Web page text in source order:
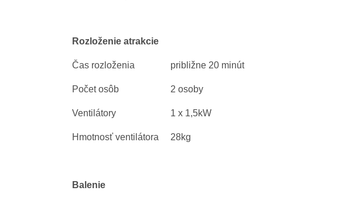
Rozloženie atrakcie
Čas rozloženia približne 20 minút
Počet osôb 2 osoby
Ventilátory 1 x 1,5kW
Hmotnosť ventilátora 28kg
Balenie